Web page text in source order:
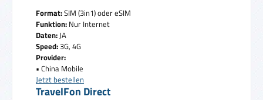
Format:SIM (3in1) oder eSIM
Funktion: Nur Internet
Daten: JA
Speed:3G, 4G
Provider:
• China Mobile
Jetzt bestellen
TravelFon Direct